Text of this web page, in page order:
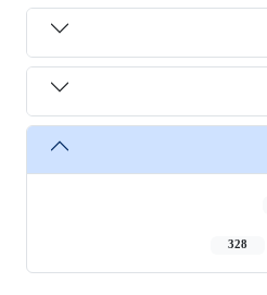
328